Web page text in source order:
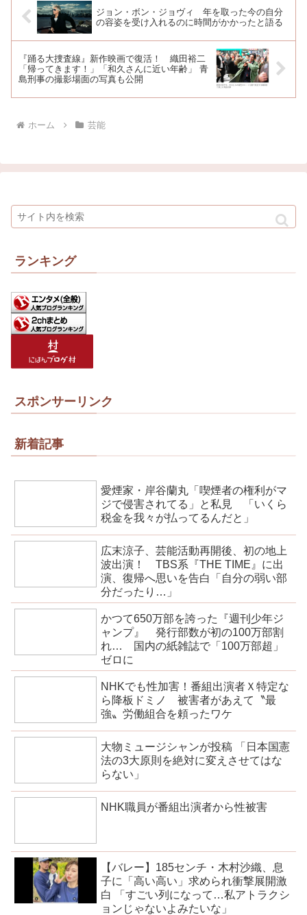
ジョン・ボン・ジョヴィ 年を取った今の自分
の容姿を受け入れるのに時間がかかったと語る
『踊る大捜査線』新作映画で復活！ 織田裕二
「帰ってきます！」「和久さんに近い年齢」 青
島刑事の撮影場面の写真も公開
ホーム 芸能
ランキング
スポンサーリンク
新着記事
愛煙家・岸谷蘭丸「喫煙者の権利がマ
ジで侵害されてる」と私見 「いくら
税金を我々が払ってるんだと」
広末涼子、芸能活動再開後、初の地上
波出演！ TBS系『THE TIME』に出
演、復帰へ思いを告白「自分の弱い部
分だったり…」
かつて650万部を誇った『週刊少年ジ
ャンプ』 発行部数が初の100万部割
れ… 国内の紙雑誌で「100万部超」
ゼロに
NHKでも性加害！番組出演者Ｘ特定な
ら降板ドミノ 被害者があえて〝最
強〟労働組合を頼ったワケ
大物ミュージシャンが投稿 「日本国憲
法の3大原則を絶対に変えさせてはな
らない」
NHK職員が番組出演者から性被害
【バレー】185センチ・木村沙織、息
子に「高い高い」求められ衝撃展開激
白 「すごい列になって…私アトラクシ
ョンじゃないよみたいな」